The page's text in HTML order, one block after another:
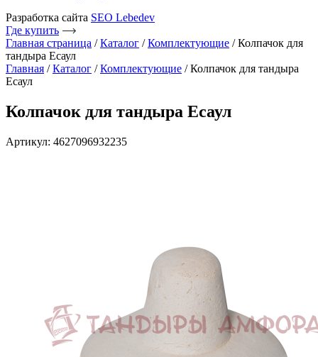
Разработка сайта SEO Lebedev
Где купить
Главная страница /Каталог /Комплектующие /Колпачок для
тандыра Есаул
Главная /Каталог /Комплектующие / Колпачок для тандыра
Есаул
Колпачок для тандыра Есаул
Артикул: 4627096932235